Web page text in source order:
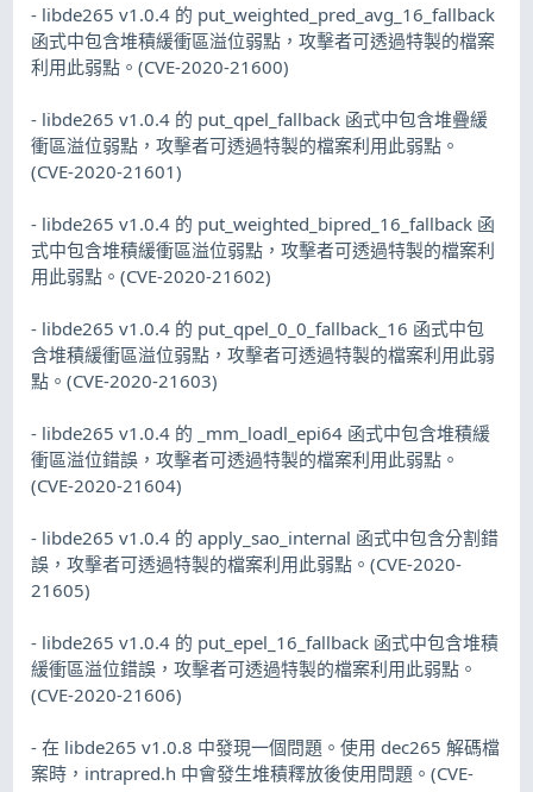
- libde265 v1.0.4 的 put_weighted_pred_avg_16_fallback
函式中包含堆積緩衝區溢位弱點，攻擊者可透過特製的檔案
利用此弱點。(CVE-2020-21600)
- libde265 v1.0.4 的 put_qpel_fallback 函式中包含堆疊緩
衝區溢位弱點，攻擊者可透過特製的檔案利用此弱點。
(CVE-2020-21601)
- libde265 v1.0.4 的 put_weighted_bipred_16_fallback 函
式中包含堆積緩衝區溢位弱點，攻擊者可透過特製的檔案利
用此弱點。(CVE-2020-21602)
- libde265 v1.0.4 的 put_qpel_0_0_fallback_16 函式中包
含堆積緩衝區溢位弱點，攻擊者可透過特製的檔案利用此弱
點。(CVE-2020-21603)
- libde265 v1.0.4 的 _mm_loadl_epi64 函式中包含堆積緩
衝區溢位錯誤，攻擊者可透過特製的檔案利用此弱點。
(CVE-2020-21604)
- libde265 v1.0.4 的 apply_sao_internal 函式中包含分割錯
誤，攻擊者可透過特製的檔案利用此弱點。(CVE-2020-
21605)
- libde265 v1.0.4 的 put_epel_16_fallback 函式中包含堆積
緩衝區溢位錯誤，攻擊者可透過特製的檔案利用此弱點。
(CVE-2020-21606)
- 在 libde265 v1.0.8 中發現一個問題。使用 dec265 解碼檔
案時，intrapred.h 中會發生堆積釋放後使用問題。(CVE-